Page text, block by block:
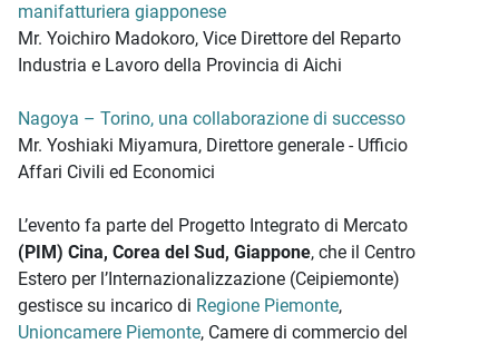
manifatturiera giapponese
Mr. Yoichiro Madokoro, Vice Direttore del Reparto
Industria e Lavoro della Provincia di Aichi
Nagoya – Torino, una collaborazione di successo
Mr. Yoshiaki Miyamura, Direttore generale - Ufficio
Affari Civili ed Economici
L’evento fa parte del Progetto Integrato di Mercato
(PIM) Cina, Corea del Sud, Giappone, che il Centro
Estero per l’Internazionalizzazione (Ceipiemonte)
gestisce su incarico di Regione Piemonte,
Unioncamere Piemonte, Camere di commercio del